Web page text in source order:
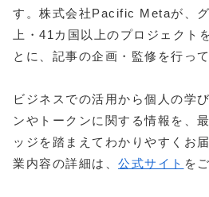
す。株式会社Pacific Metaが、
上・41カ国以上のプロジェクト
とに、記事の企画・監修を行って
ビジネスでの活用から個人の学
ンやトークンに関する情報を、
ッジを踏まえてわかりやすくお
業内容の詳細は、 公式サイト を